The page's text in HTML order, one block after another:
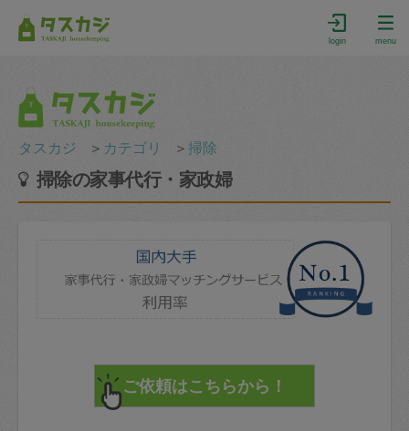
login menu
タスカジ ＞ カテゴリ ＞掃除
掃除の家事代行・家政婦